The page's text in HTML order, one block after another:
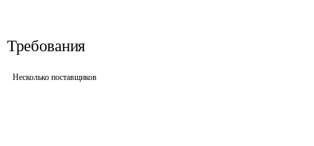
Требования
Несколько поставщиков